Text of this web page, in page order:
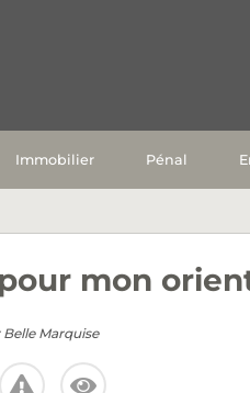
Immobilier Pénal
mon
Belle Marquise